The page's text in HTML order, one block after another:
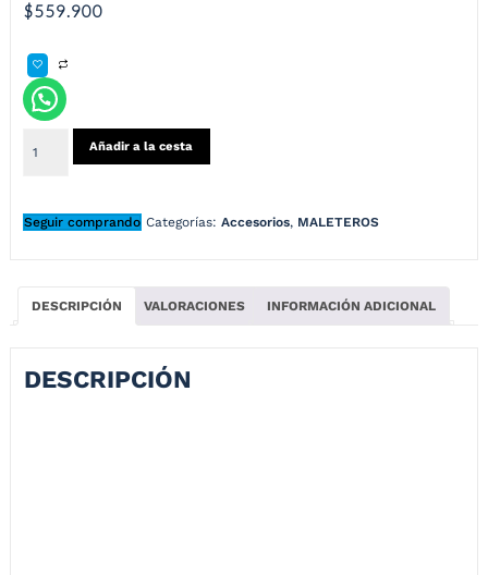
$559.900
Añadir a la cesta
Seguir comprando Categorías: Accesorios, MALETEROS
DESCRIPCIÓN VALORACIONES INFORMACIÓN ADICIONAL
DESCRIPCIÓN